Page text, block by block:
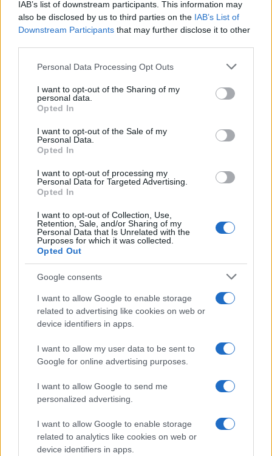
IAB’s list of downstream participants. This information may
also be disclosed by us to third parties on the IAB’s List of
Downstream Participants that may further disclose it to other
Please note that this website/app uses one or more Google
not limited to your visit or usage behaviour. You may click to
grant or deny consent to Google and its third-party tags to
use your data for below specified purposes in below Google
consent section.
Personal Data Processing Opt Outs
I want to opt-out of the Sharing of my
personal data.
Opted In
I want to opt-out of the Sale of my
Personal Data.
Opted In
I want to opt-out of processing my
Personal Data for Targeted Advertising.
Opted In
I want to opt-out of Collection, Use,
Retention, Sale, and/or Sharing of my
Personal Data that Is Unrelated with the
Purposes for which it was collected.
Opted Out
Google consents
I want to allow Google to enable storage
related to advertising like cookies on web or
device identifiers in apps.
I want to allow my user data to be sent to
Google for online advertising purposes.
I want to allow Google to send me
personalized advertising.
I want to allow Google to enable storage
related to analytics like cookies on web or
device identifiers in apps.
Η ΣΤΗΛΗ ΜΑΣ